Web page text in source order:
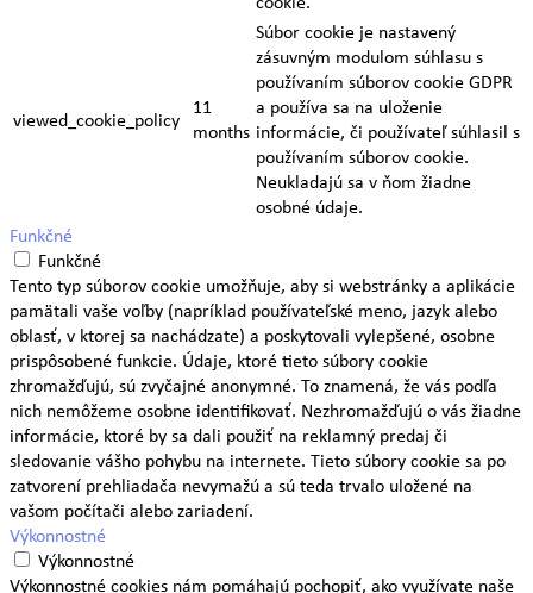
viewed_cookie_policy
11
months
Súbor cookie je nastavený
zásuvným modulom súhlasu s
používaním súborov cookie GDPR
a používa sa na uloženie
informácie, či používateľ súhlasil s
používaním súborov cookie.
Neukladajú sa v ňom žiadne
osobné údaje.
Funkčné
Funkčné
Tento typ súborov cookie umožňuje, aby si webstránky a aplikácie
pamätali vaše voľby (napríklad používateľské meno, jazyk alebo
oblasť, v ktorej sa nachádzate) a poskytovali vylepšené, osobne
prispôsobené funkcie. Údaje, ktoré tieto súbory cookie
zhromažďujú, sú zvyčajné anonymné. To znamená, že vás podľa
nich nemôžeme osobne identifikovať. Nezhromažďujú o vás žiadne
informácie, ktoré by sa dali použiť na reklamný predaj či
sledovanie vášho pohybu na internete. Tieto súbory cookie sa po
zatvorení prehliadača nevymažú a sú teda trvalo uložené na
vašom počítači alebo zariadení.
Výkonnostné
Výkonnostné
Výkonnostné cookies nám pomáhajú pochopiť, ako využívate naše